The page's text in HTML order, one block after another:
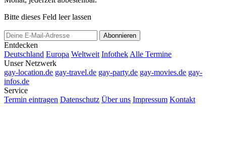
Bitte dieses Feld leer lassen
Abonnieren
Entdecken
Deutschland Europa Weltweit Infothek Alle Termine
Unser Netzwerk
gay-location.de gay-travel.de gay-party.de gay-movies.de gay-
infos.de
Service
Termin eintragen Datenschutz Über uns Impressum Kontakt